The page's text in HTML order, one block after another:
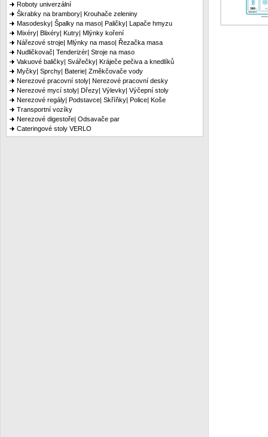
Roboty univerzální
Škrabky na brambory| Krouhače zeleniny
Masodesky| Špalky na maso| Paličky| Lapače hmyzu
Mixéry| Blixéry| Kutry| Mlýnky koření
Nářezové stroje| Mlýnky na maso| Řezačka masa
Nudličkovač| Tenderizér| Stroje na maso
Vakuové baličky| Svářečky| Kráječe pečiva a knedlíků
Myčky| Sprchy| Baterie| Změkčovače vody
Nerezové pracovní stoly| Nerezové pracovní desky
Nerezové mycí stoly| Dřezy| Výlevky| Výčepní stoly
Nerezové regály| Podstavce| Skříňky| Police| Koše
Transportní vozíky
Nerezové digestoře| Odsavače par
Cateringové stoly VERLO